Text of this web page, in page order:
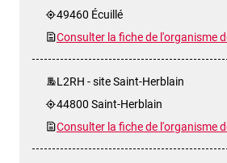
49460 Écuillé
Consulter la fiche de l'organisme
L2RH - site Saint-Herblain
44800 Saint-Herblain
Consulter la fiche de l'organisme